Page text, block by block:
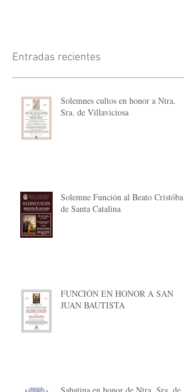
Entradas recientes
Solemnes cultos en honor a Ntra.
Sra. de Villaviciosa
Solemne Función al Beato Cristóbal
de Santa Catalina
FUNCIÓN EN HONOR A SAN
JUAN BAUTISTA